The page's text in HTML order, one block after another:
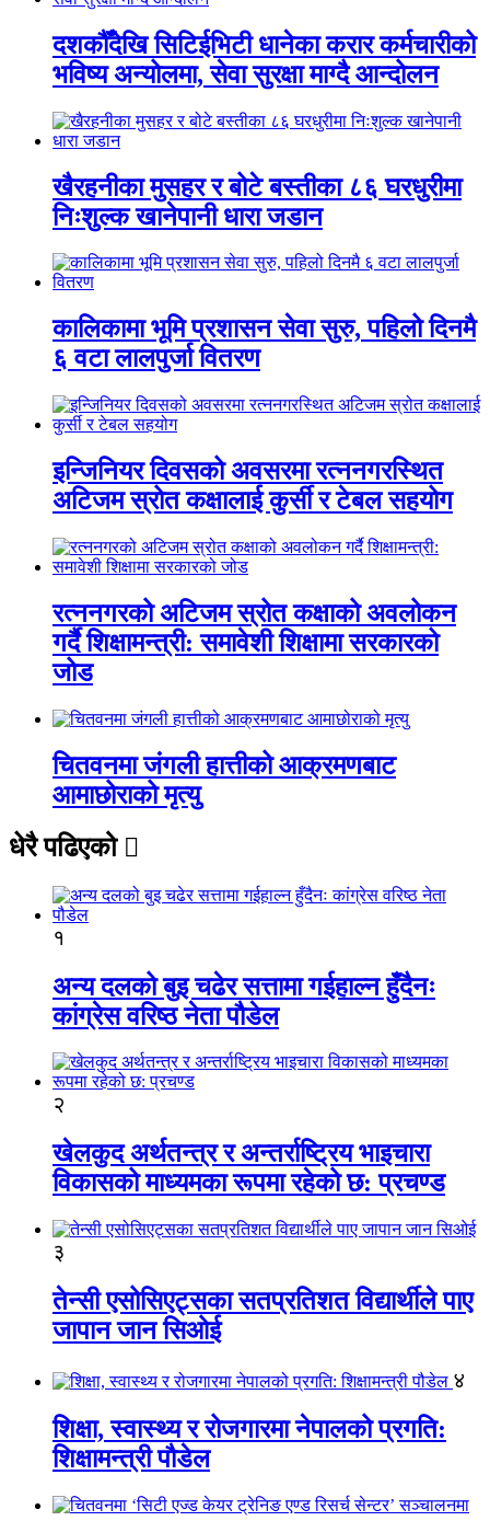
दशकौँदेखि सिटिईभिटी धानेका करार कर्मचारीको
भविष्य अन्योलमा, सेवा सुरक्षा माग्दै आन्दोलन
खैरहनीका मुसहर र बोटे बस्तीका ८६ घरधुरीमा
निःशुल्क खानेपानी धारा जडान
कालिकामा भूमि प्रशासन सेवा सुरु, पहिलो दिनमै
६ वटा लालपुर्जा वितरण
इन्जिनियर दिवसको अवसरमा रत्ननगरस्थित
अटिजम स्रोत कक्षालाई कुर्सी र टेबल सहयोग
रत्ननगरको अटिजम स्रोत कक्षाको अवलोकन
गर्दै शिक्षामन्त्री: समावेशी शिक्षामा सरकारको
जोड
चितवनमा जंगली हात्तीको आक्रमणबाट
आमाछोराको मृत्यु
धेरै पढिएको
१
अन्य दलको बुइ चढेर सत्तामा गईहाल्न हुँदैनः
कांग्रेस वरिष्ठ नेता पौडेल
२
खेलकुद अर्थतन्त्र र अन्तर्राष्ट्रिय भाइचारा
विकासको माध्यमका रूपमा रहेको छ: प्रचण्ड
३
तेन्सी एसोसिएट्सका सतप्रतिशत विद्यार्थीले पाए
जापान जान सिओई
४
शिक्षा, स्वास्थ्य र रोजगारमा नेपालको प्रगति:
शिक्षामन्त्री पौडेल